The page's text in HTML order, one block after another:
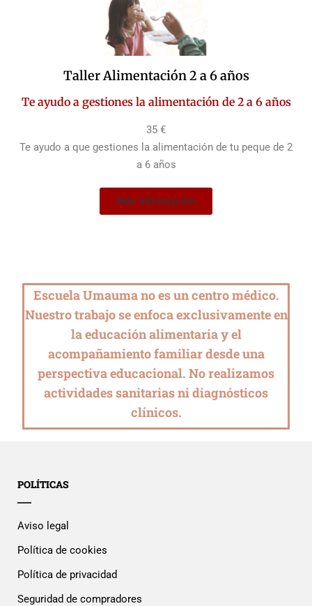
Taller Alimentación 2 a 6 años
Te ayudo a gestiones la alimentación de 2 a 6 años
35 €
Te ayudo a que gestiones la alimentación de tu peque de 2
a 6 años
Más información
Escuela Umauma no es un centro médico.
Nuestro trabajo se enfoca exclusivamente en
la educación alimentaria y el
acompañamiento familiar desde una
perspectiva educacional. No realizamos
actividades sanitarias ni diagnósticos
clínicos.
POLÍTICAS
Aviso legal
Política de cookies
Política de privacidad
Seguridad de compradores